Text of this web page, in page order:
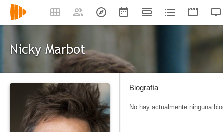
Nicky Marbot
Biografía
No hay actualmente ninguna